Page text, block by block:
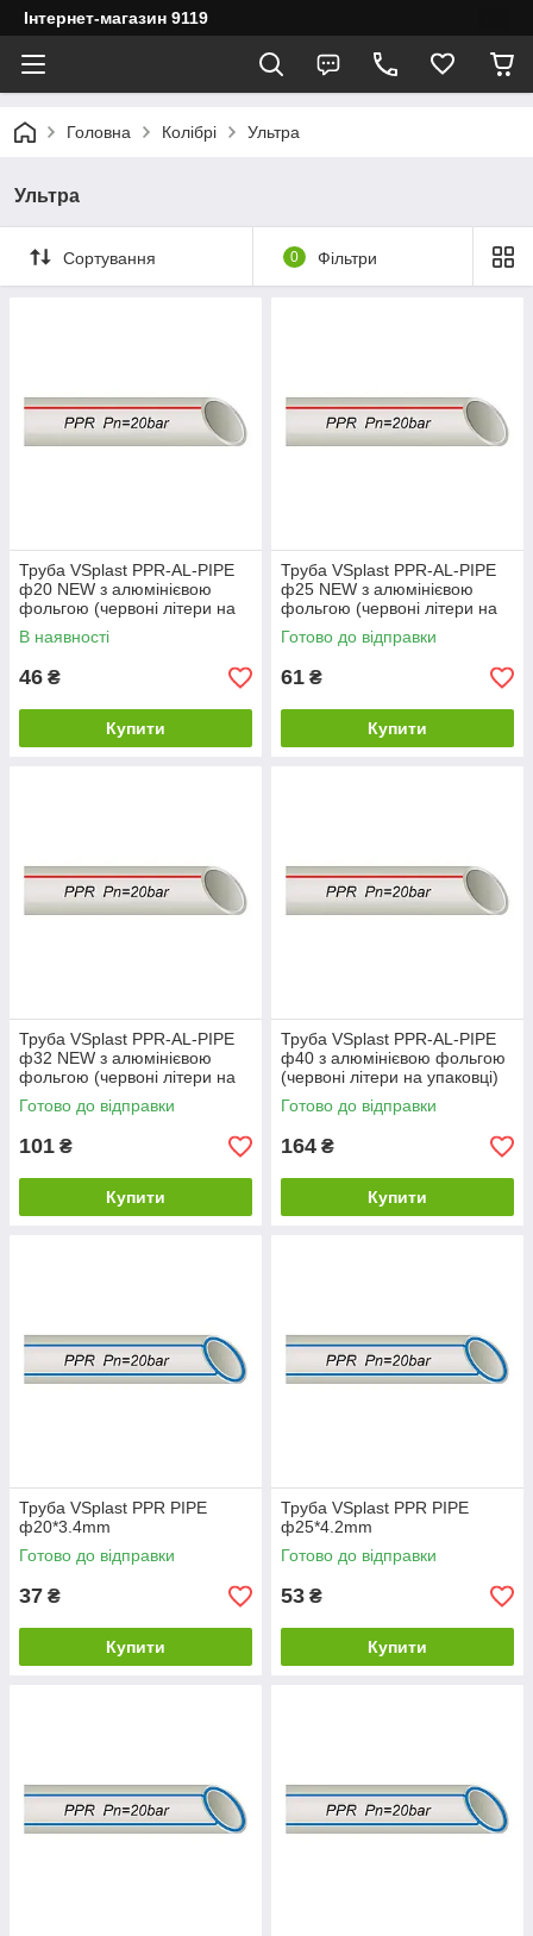
Інтернет-магазин 9119
Головна Колібрі Ультра
Ультра
Сортування 0 Фільтри
Труба VSplast PPR-AL-PIPE
ф20 NEW з алюмінієвою
фольгою (червоні літери на
упаковці)
В наявності
46 ₴
Купити
Труба VSplast PPR-AL-PIPE
ф25 NEW з алюмінієвою
фольгою (червоні літери на
упаковці)
Готово до відправки
61 ₴
Купити
Труба VSplast PPR-AL-PIPE
ф32 NEW з алюмінієвою
фольгою (червоні літери на
упаковці)
Готово до відправки
101 ₴
Купити
Труба VSplast PPR-AL-PIPE
ф40 з алюмінієвою фольгою
(червоні літери на упаковці)
Готово до відправки
164 ₴
Купити
Труба VSplast PPR PIPE
ф20*3.4mm
Готово до відправки
37 ₴
Купити
Труба VSplast PPR PIPE
ф25*4.2mm
Готово до відправки
53 ₴
Купити